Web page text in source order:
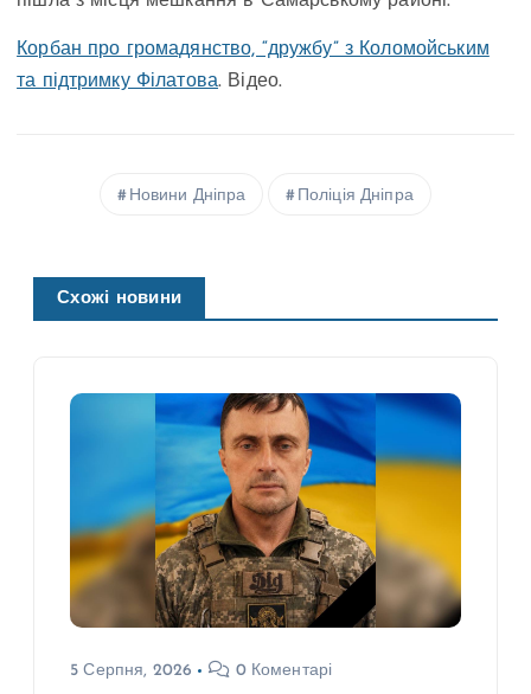
Корбан про громадянство, “дружбу” з Коломойським
та підтримку Філатова. Відео.
Новини Дніпра Поліція Дніпра
Схожі новини
5 Серпня, 2026 0 Коментарі